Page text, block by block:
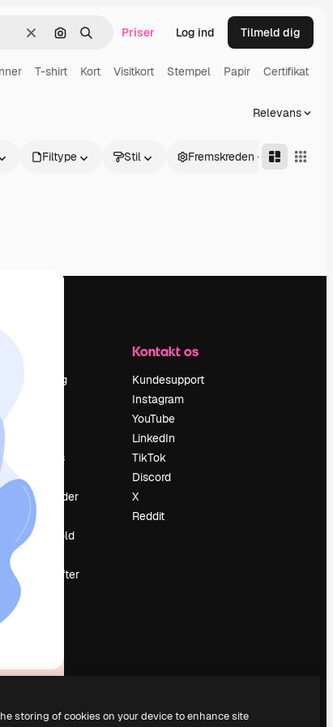
Klar Søg efter billede
Søge Priser Log ind Tilmeld dig
T-shirt Kort Visitkort Stempel Papir Certifikat
Relevans
Filtype Stil Fremskreden
Firma
Prissætning
Om os
Søgetrends
Blog
Begivenheder
Slidesgo
Sælg indhold
Presserum
Leder du efter
magnific.ai
Kontakt os
Kundesupport
Instagram
YouTube
LinkedIn
TikTok
Discord
X
Reddit
storing of cookies on your device to enhance site